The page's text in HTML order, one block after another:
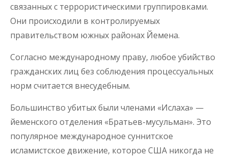
связанных с террористическими группировками.
Они происходили в контролируемых
правительством южных районах Йемена.
Согласно международному праву, любое убийство
гражданских лиц без соблюдения процессуальных
норм считается внесудебным.
Большинство убитых были членами «Ислаха» —
йеменского отделения «Братьев-мусульман». Это
популярное международное суннитское
исламистское движение, которое США никогда не